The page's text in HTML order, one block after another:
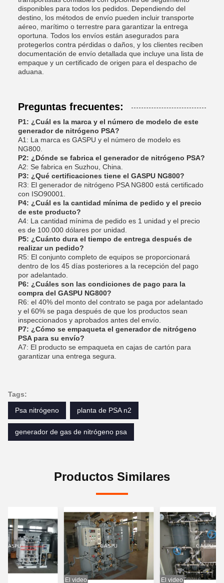
disponibles para todos los pedidos. Dependiendo del
destino, los métodos de envío pueden incluir transporte
aéreo, marítimo o terrestre para garantizar la entrega
oportuna. Todos los envíos están asegurados para
protegerlos contra pérdidas o daños, y los clientes reciben
documentación de envío detallada que incluye una lista de
empaque y un certificado de origen para el despacho de
aduana.
Preguntas frecuentes:
P1: ¿Cuál es la marca y el número de modelo de este
generador de nitrógeno PSA?
A1: La marca es GASPU y el número de modelo es
NG800.
P2: ¿Dónde se fabrica el generador de nitrógeno PSA?
A2: Se fabrica en Suzhou, China.
P3: ¿Qué certificaciones tiene el GASPU NG800?
R3: El generador de nitrógeno PSA NG800 está certificado
con ISO90001.
P4: ¿Cuál es la cantidad mínima de pedido y el precio
de este producto?
A4: La cantidad mínima de pedido es 1 unidad y el precio
es de 100.000 dólares por unidad.
P5: ¿Cuánto dura el tiempo de entrega después de
realizar un pedido?
R5: El conjunto completo de equipos se proporcionará
dentro de los 45 días posteriores a la recepción del pago
por adelantado.
P6: ¿Cuáles son las condiciones de pago para la
compra del GASPU NG800?
R6: el 40% del monto del contrato se paga por adelantado
y el 60% se paga después de que los productos sean
inspeccionados y aprobados antes del envío.
P7: ¿Cómo se empaqueta el generador de nitrógeno
PSA para su envío?
A7: El producto se empaqueta en cajas de cartón para
garantizar una entrega segura.
Tags:
Psa nitrógeno
planta de PSA n2
generador de gas de nitrógeno psa
Productos Similares
El video El video